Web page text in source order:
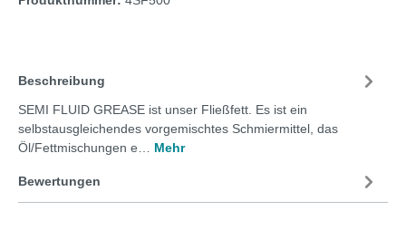
Beschreibung
SEMI FLUID GREASE ist unser Fließfett. Es ist ein
selbstausgleichendes vorgemischtes Schmiermittel, das
Öl/Fettmischungen e… Mehr
Bewertungen